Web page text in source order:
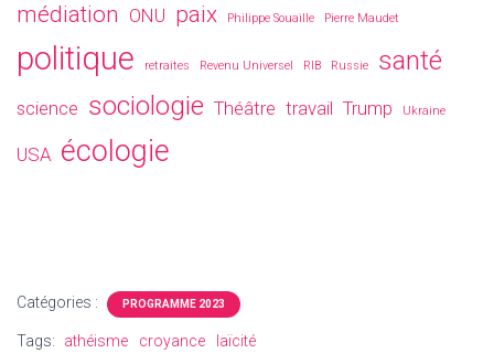
médiation ONU paix Philippe Souaille Pierre Maudet
politique retraites Revenu Universel RIB Russie santé
science sociologie Théâtre travail Trump Ukraine
USA écologie
Catégories : PROGRAMME 2023
Tags: athéisme croyance laïcité